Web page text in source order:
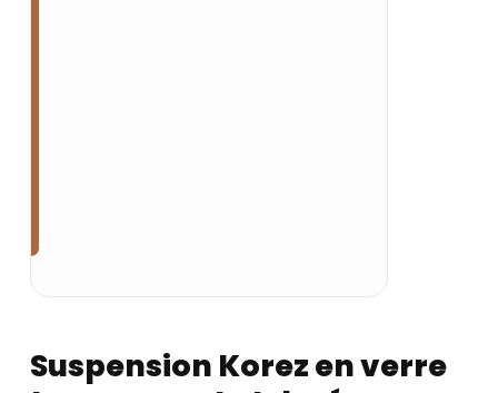
Suspension Korez en verre